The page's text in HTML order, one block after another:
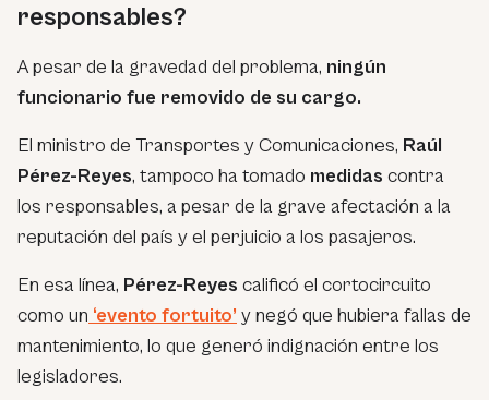
responsables?
A pesar de la gravedad del problema, ningún
funcionario fue removido de su cargo.
El ministro de Transportes y Comunicaciones, Raúl
Pérez-Reyes, tampoco ha tomado medidas contra
los responsables, a pesar de la grave afectación a la
reputación del país y el perjuicio a los pasajeros.
En esa línea, Pérez-Reyes calificó el cortocircuito
como un ‘evento fortuito’ y negó que hubiera fallas de
mantenimiento, lo que generó indignación entre los
legisladores.